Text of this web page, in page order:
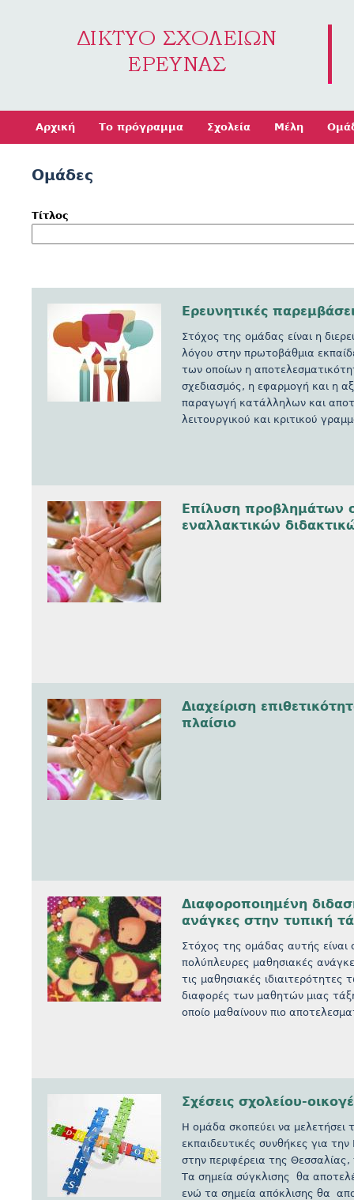
Αρχική Το πρόγραμμα Σχολεία Μέλη
Ομάδες
Τίτλος
Ερευνητικές
Στόχος της ομάδας είναι η
λόγου στην πρωτοβάθμια
των οποίων η
σχεδιασμός, η εφαρμογή και η
παραγωγή κατάλληλων και
λειτουργικού και κριτικού
Επίλυση προβλημάτων
εναλλακτικών
Διαχείριση
πλαίσιο
Διαφοροποιημένη
ανάγκες στην τυπική
Στόχος της ομάδας αυτής είναι
πολύπλευρες μαθησιακές
τις μαθησιακές ιδιαιτερότητες
διαφορές των μαθητών μιας
οποίο μαθαίνουν πιο
Σχέσεις σχολείου-
Η ομάδα σκοπεύει να μελετήσει
εκπαιδευτικές συνθήκες για
στην περιφέρεια της
Τα σημεία σύγκλισης θα
ενώ τα σημεία απόκλισης θα